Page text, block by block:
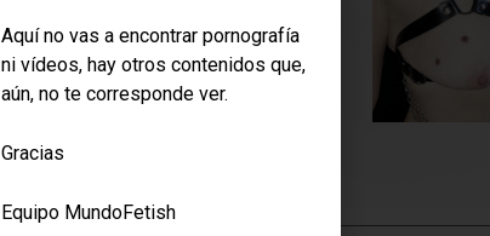
Aquí no vas a encontrar pornografía
ni vídeos, hay otros contenidos que,
aún, no te corresponde ver.
Gracias
Equipo MundoFetish